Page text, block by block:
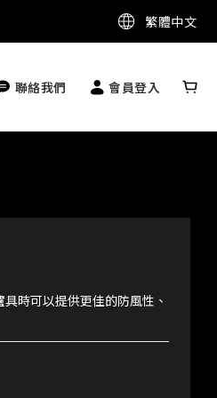
繁體中文
聯絡我們 會員登入
時可以提供更佳的防風性、